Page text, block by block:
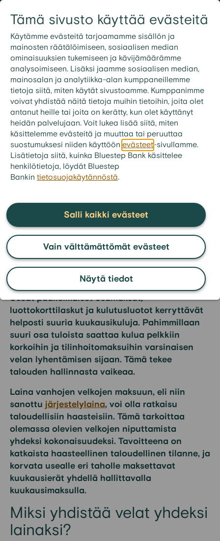
Tämä sivusto käyttää evästeitä
Käytämme evästeitä tarjoamamme sisällön ja
mainosten räätälöimiseen, sosiaalisen median
ominaisuuksien tukemiseen ja kävijämäärämme
analysoimiseen. Lisäksi jaamme sosiaalisen median,
mainosalan ja analytiikka-alan kumppaneillemme
tietoja siitä, miten käytät sivustoamme. Kumppanimme
voivat yhdistää näitä tietoja muihin tietoihin, joita olet
antanut heille tai joita on kerätty, kun olet käyttänyt
heidän palvelujaan. Voit lukea lisää siitä, miten
käsittelemme evästeitä ja muuttaa tai peruuttaa
suostumuksesi niiden käyttöön evästeet-sivullamme.
Lisätietoja siitä, kuinka Bluestep Bank käsittelee
henkilötietoja, löydät Bluestep
Bankin tietosuojakäytännöstä.
Näytä tiedot
Vain välttämättömät evästeet
Salli kaikki evästeet
09 3158 7600
bluestep.fi > Talousvinkit >
Laina velkojen
maksuun selkeyttää
taloutesi
Laina velkojen maksuun selkeyttää talouttasi
ja voi pienentää kuukausimenoja
Useat päällekkäiset osamaksut,
luottokorttilaskut ja kulutusluotot kerryttävät
helposti suuria kuukausikuluja. Pahimmillaan
suuri osa tuloista saattaa kulua pelkkiin
korkoihin ja tilinhoitomaksuihin varsinaisen
velan lyhentämisen sijaan. Tämä tekee
talouden hallinnasta vaikeaa.
Laina vanhojen velkojen maksuun, eli niin
sanottu järjestelylaina, voi olla ratkaisu
taloudellisiin haasteisiin. Tämä tarkoittaa
olemassa olevien velkojen niputtamista
yhdeksi kokonaisuudeksi. Tavoitteena on
katkaista haasteellinen taloudellinen tilanne, ja
korvata usealle eri taholle maksettavat
kuukausierät yhdellä hallittavalla
kuukausimaksulla.
Miksi yhdistää velat yhdeksi
lainaksi?